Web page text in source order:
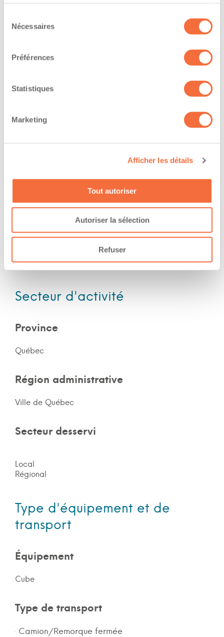
Nécessaires
Préférences
Statistiques
Marketing
Afficher les détails
Tout autoriser
Autoriser la sélection
Refuser
Has a vehicle registered in the following
province:
The owner-operator has the ability to
work at/during :
Expérience
Nombre d'années d'expériences 4 ans
Le chauffeur a de l'expérience en forêt
Le chauffeur a de l'expérience en montagne
Secteur d'activité
Province
Québec
Région administrative
Ville de Québec
Secteur desservi
Local
Régional
Type d'équipement et de
transport
Équipement
Cube
Type de transport
Camion/Remorque fermée